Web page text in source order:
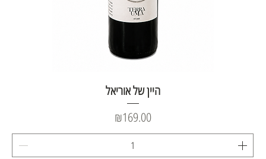
היין של אוריאל
Price
₪169.00